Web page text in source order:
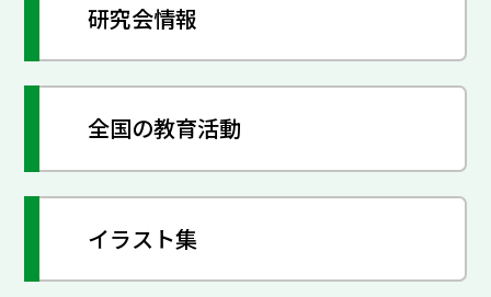
研究会情報
全国の教育活動
イラスト集